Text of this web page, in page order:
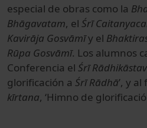
especial de obras como la
Bhāgavatam, el Śrī
Kavirāja Gosvāmīy el
Rūpa Gosvāmī. Los alumnos
Conferencia el Śrī
glorificación a Śrī Rādhā’, y
kīrtana, ‘Himno de